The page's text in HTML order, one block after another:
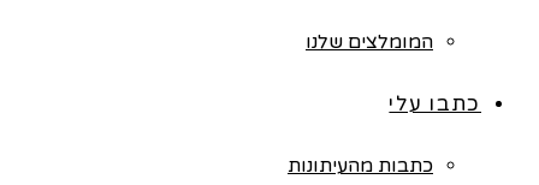
המומלצים שלנו
כתבו עלי
כתבות מהעיתונות